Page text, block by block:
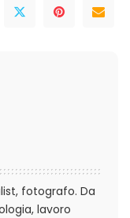
fotografo. Da
lavoro